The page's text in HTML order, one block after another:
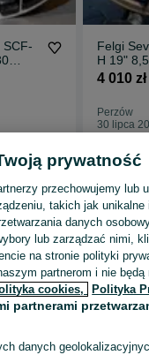
SCF-
Felgi
H 19"
9,5J
4 010 zł
Perzów
30 lipca
Opony i Felgi Felgi
/ SMS
prywatność
przechowujemy lub
takich jak
danych
lub zarządzać nimi,
na stronie polityki
partnerom i nie będą
cookies, Polityka
partnerami
danych